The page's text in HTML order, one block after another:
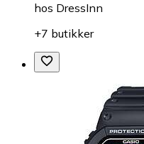
hos DressInn
+7 butikker